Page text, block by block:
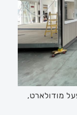
מודולארט,